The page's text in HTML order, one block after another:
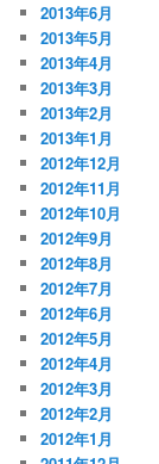
2013年6月
2013年5月
2013年4月
2013年3月
2013年2月
2013年1月
2012年12月
2012年11月
2012年10月
2012年9月
2012年8月
2012年7月
2012年6月
2012年5月
2012年4月
2012年3月
2012年2月
2012年1月